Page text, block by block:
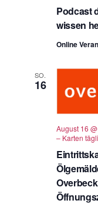
Podcast
wissen
Online
SO.
16
August 16
– Karten